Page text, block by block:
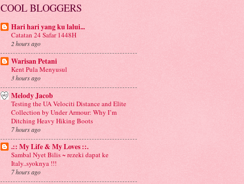
COOL BLOGGERS
Hari hari yang ku lalui...
Catatan 24 Safar 1448H
2 hours ago
Warisan Petani
Kent Pula Menyusul
3 hours ago
Melody Jacob
Testing the UA Velociti Distance and Elite
Collection by Under Armour: Why I’m
Ditching Heavy Hiking Boots
7 hours ago
.:: My Life & My Loves ::.
Sambal Nyet Bilis ~ rezeki dapat ke
Italy..syoknya !!!
7 hours ago